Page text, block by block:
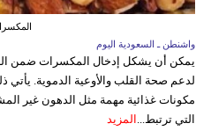
واشنطن ـ السعودية اليوم
يمكن أن يشكل إدخال المكسرات ضمن
لدعم صحة القلب والأوعية الدموية.
مكونات غذائية مهمة مثل الدهون غير
التي ترتبط... المزيد